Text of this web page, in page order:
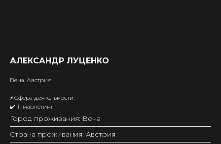
АЛЕКСАНДР ЛУЦЕНКО
Вена, Австрия
⚡️Сфера деятельности:
✔️IT, маркетинг
Город проживания: Вена
Страна проживания: Австрия